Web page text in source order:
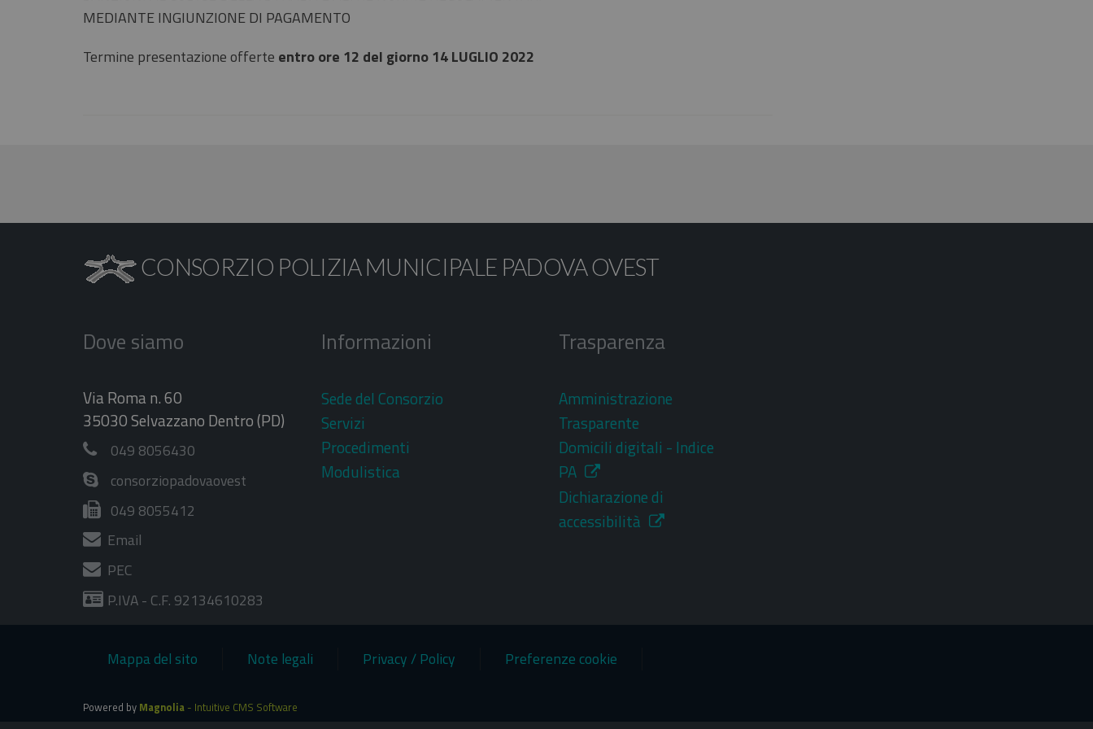
MEDIANTE INGIUNZIONE DI PAGAMENTO
Termine presentazione offerte entro ore 12 del giorno 14 LUGLIO 2022
CONSORZIO POLIZIA MUNICIPALE PADOVA OVEST
Dove siamo
Via Roma n. 60
35030 Selvazzano Dentro (PD)
049 8056430
consorziopadovaovest
049 8055412
Email
PEC
P.IVA - C.F. 92134610283
Informazioni
Sede del Consorzio
Servizi
Procedimenti
Modulistica
Trasparenza
Amministrazione
Trasparente
Domicili digitali - Indice
PA
Dichiarazione di
accessibilità
Mappa del sito Note legali Privacy / Policy Preferenze cookie
Powered by Magnolia - Intuitive CMS Software